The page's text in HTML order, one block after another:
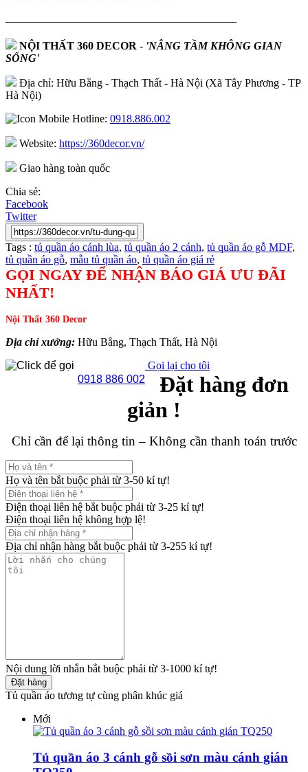
—————————————————————
NỘI THẤT 360 DECOR - 'NÂNG TẦM KHÔNG GIAN
SỐNG'
Địa chỉ: Hữu Bằng - Thạch Thất - Hà Nội (Xã Tây Phương - TP
Hà Nội)
Hotline: 0918.886.002
Website: https://360decor.vn/
Giao hàng toàn quốc
Chia sẻ:
Facebook
Twitter
Tags : tủ quần áo cánh lùa, tủ quần áo 2 cánh, tủ quần áo gỗ MDF,
tủ quần áo gỗ, mẫu tủ quần áo, tủ quần áo giá rẻ
GỌI NGAY ĐỂ NHẬN BÁO GIÁ ƯU ĐÃI
NHẤT!
Nội Thất 360 Decor
Địa chỉ xưởng: Hữu Bằng, Thạch Thất, Hà Nội
0918 886 002
Gọi lại cho tôi
Đặt hàng đơn
giản !
Chỉ cần để lại thông tin – Không cần thanh toán trước
Họ và tên bắt buộc phải từ 3-50 kí tự!
Điện thoại liên hệ bắt buộc phải từ 3-25 kí tự!
Điện thoại liên hệ không hợp lệ!
Địa chỉ nhận hàng bắt buộc phải từ 3-255 kí tự!
Nội dung lời nhắn bắt buộc phải từ 3-1000 kí tự!
Đặt hàng
Tủ quần áo tương tự cùng phân khúc giá
Mới
Tủ quần áo 3 cánh gỗ sồi sơn màu cánh gián